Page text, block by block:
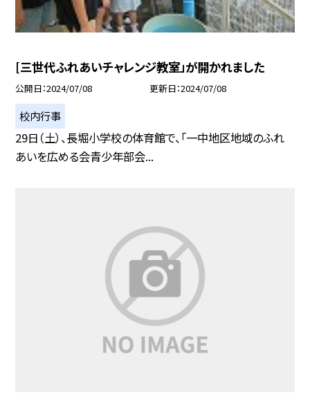
[三世代ふれあいチャレンジ教室」が開かれました
公開日 2024/07/08 更新日 2024/07/08
校内行事
29日（土）、長堀小学校の体育館で、「一中地区地域のふれ
あいを広める会青少年部会...